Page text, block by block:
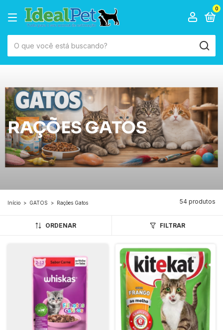
0
RAÇÕES GATOS
Início > GATOS > Rações Gatos 54 produtos
ORDENAR FILTRAR